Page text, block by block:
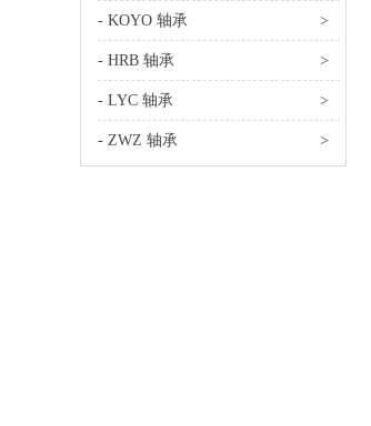
- KOYO 轴承 >
- HRB 轴承 >
- LYC 轴承 >
- ZWZ 轴承 >